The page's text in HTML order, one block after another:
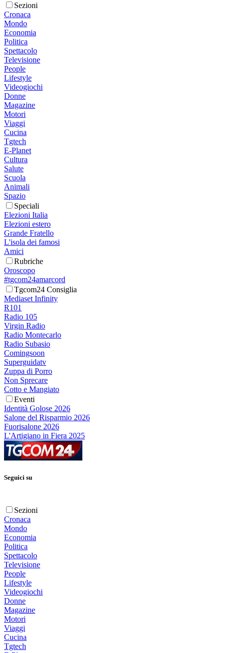
Sezioni
Cronaca
Mondo
Economia
Politica
Spettacolo
Televisione
People
Lifestyle
Videogiochi
Donne
Magazine
Motori
Viaggi
Cucina
Tgtech
E-Planet
Cultura
Salute
Scuola
Animali
Spazio
Speciali
Elezioni Italia
Elezioni estero
Grande Fratello
L'isola dei famosi
Amici
Rubriche
Oroscopo
#tgcom24amarcord
Tgcom24 Consiglia
Mediaset Infinity
R101
Radio 105
Virgin Radio
Radio Montecarlo
Radio Subasio
Comingsoon
Superguidatv
Zuppa di Porro
Non Sprecare
Cotto e Mangiato
Eventi
Identità Golose 2026
Salone del Risparmio 2026
Fuorisalone 2026
L'Artigiano in Fiera 2025
Seguici su
Sezioni
Cronaca
Mondo
Economia
Politica
Spettacolo
Televisione
People
Lifestyle
Videogiochi
Donne
Magazine
Motori
Viaggi
Cucina
Tgtech